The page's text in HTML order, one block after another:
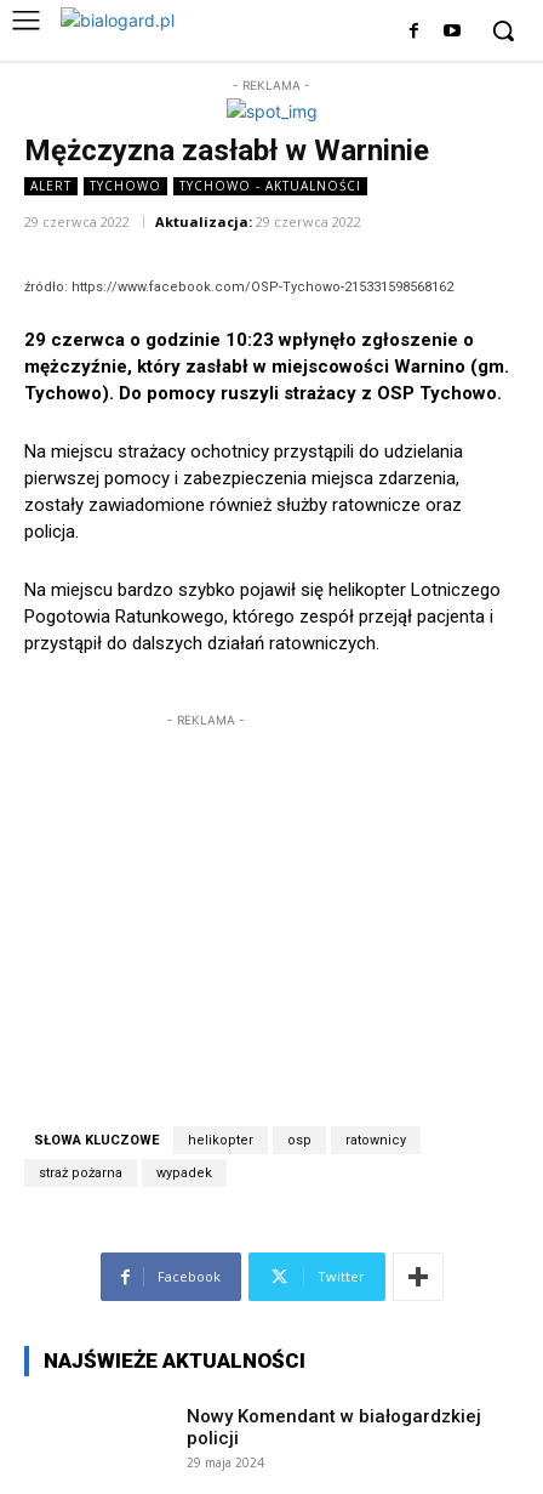
- REKLAMA -
Mężczyzna zasłabł w Warninie
ALERT TYCHOWO TYCHOWO - AKTUALNOŚCI
29 czerwca 2022 Aktualizacja: 29 czerwca 2022
źródło: https://www.facebook.com/OSP-Tychowo-215331598568162
29 czerwca o godzinie 10:23 wpłynęło zgłoszenie o
mężczyźnie, który zasłabł w miejscowości Warnino (gm.
Tychowo). Do pomocy ruszyli strażacy z OSP Tychowo.
Na miejscu strażacy ochotnicy przystąpili do udzielania
pierwszej pomocy i zabezpieczenia miejsca zdarzenia,
zostały zawiadomione również służby ratownicze oraz
policja.
Na miejscu bardzo szybko pojawił się helikopter Lotniczego
Pogotowia Ratunkowego, którego zespół przejął pacjenta i
przystąpił do dalszych działań ratowniczych.
- REKLAMA -
SŁOWA KLUCZOWE helikopter osp ratownicy
straż pożarna wypadek
Facebook Twitter
NAJŚWIEŻE AKTUALNOŚCI
Nowy Komendant w białogardzkiej
policji
29 maja 2024